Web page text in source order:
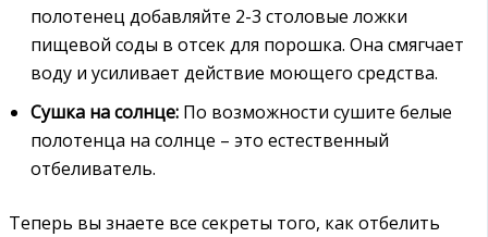
полотенец добавляйте 2-3 столовые ложки
пищевой соды в отсек для порошка. Она смягчает
воду и усиливает действие моющего средства.
Сушка на солнце: По возможности сушите белые
полотенца на солнце – это естественный
отбеливатель.
Теперь вы знаете все секреты того, как отбелить